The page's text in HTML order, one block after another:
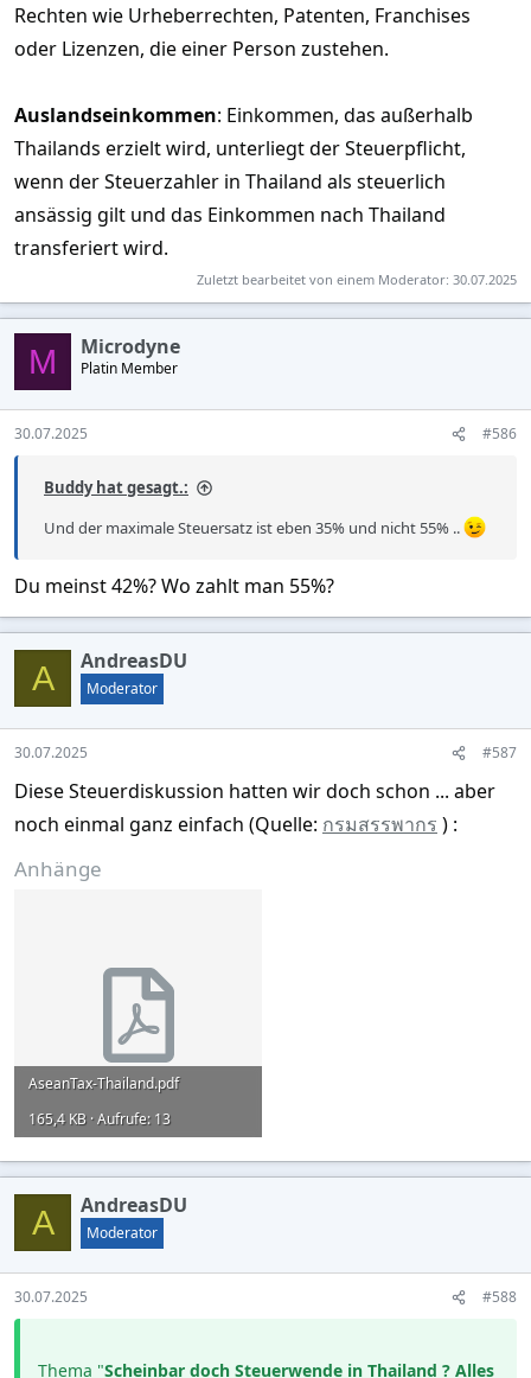
Rechten wie Urheberrechten, Patenten, Franchises
oder Lizenzen, die einer Person zustehen.
Auslandseinkommen: Einkommen, das außerhalb
Thailands erzielt wird, unterliegt der Steuerpflicht,
wenn der Steuerzahler in Thailand als steuerlich
ansässig gilt und das Einkommen nach Thailand
transferiert wird.
Zuletzt bearbeitet von einem Moderator: 30.07.2025
M Microdyne
Platin Member
30.07.2025 #586
Buddy hat gesagt.:
Und der maximale Steuersatz ist eben 35% und nicht 55% ..
Du meinst 42%? Wo zahlt man 55%?
A AndreasDU
Moderator
30.07.2025 #587
Diese Steuerdiskussion hatten wir doch schon ... aber
noch einmal ganz einfach (Quelle: กรมสรรพากร ) :
Anhänge
AseanTax-Thailand.pdf
165,4 KB · Aufrufe: 13
A AndreasDU
Moderator
30.07.2025 #588
Thema "Scheinbar doch Steuerwende in Thailand ? Alles